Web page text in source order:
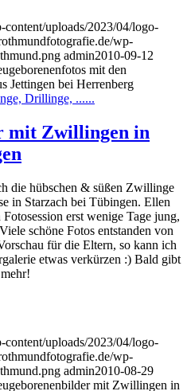
uploads/2023/04/logo-
wp-
admin2010-09-12
mit den
Jettingen bei Herrenberg
Drillinge, ......
mit Zwillingen in
die hübschen & süßen Zwillinge
in Starzach bei Tübingen. Ellen
erst wenige Tage jung,
schöne Fotos entstanden von
für die Eltern, so kann ich
etwas verkürzen :) Bald gibt
uploads/2023/04/logo-
wp-
admin2010-08-29
mit Zwillingen in